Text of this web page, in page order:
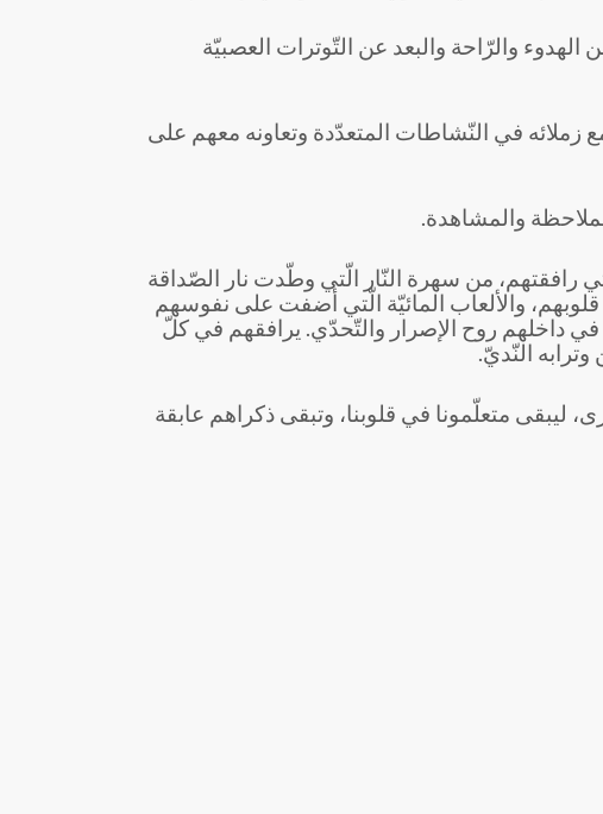
والرّاحة والبعد عن التّوترات العصبيّة
زملائه في النّشاطات المتعدّدة وتعاونه معهم على
والمشاهدة.
رافقتهم، من سهرة النّار الّتي وطّدت نار الصّداقة
والألعاب المائيّة الّتي أضفت على نفوسهم
داخلهم روح الإصرار والتّحدّي. يرافقهم في كلّ
وترابه النّديّ.
ليبقى متعلّمونا في قلوبنا، وتبقى ذكراهم عابقة